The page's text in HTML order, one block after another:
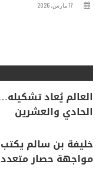
17 مارس، 2026
العالم يُعاد
الحادي والعشرين
خليفة بن سالم
مواجهة حصار